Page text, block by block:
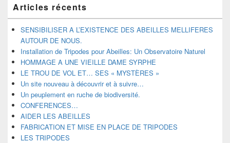
principale
de
widget
barre
latérale
Articles récents
SENSIBILISER A L’EXISTENCE DES ABEILLES MELLIFERES
AUTOUR DE NOUS.
Installation de Tripodes pour Abeilles: Un Observatoire Naturel
HOMMAGE A UNE VIEILLE DAME SYRPHE
LE TROU DE VOL ET… SES « MYSTÈRES »
Un site nouveau à découvrir et à suivre…
Un peuplement en ruche de biodiversité.
CONFERENCES…
AIDER LES ABEILLES
FABRICATION ET MISE EN PLACE DE TRIPODES
LES TRIPODES